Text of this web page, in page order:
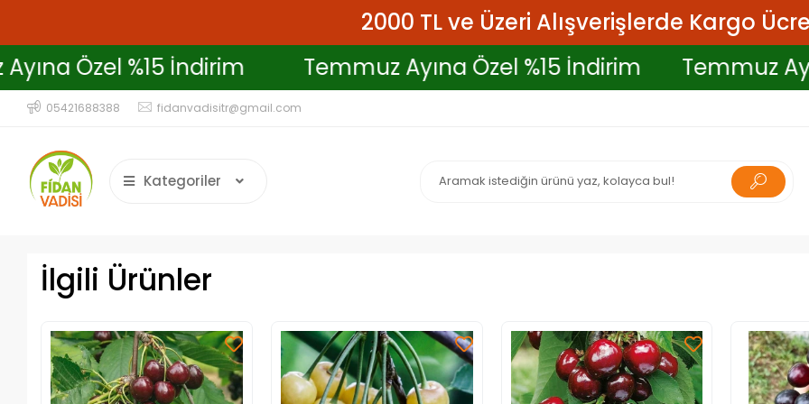
2000 TL ve Üzeri Alışverişlerde Kargo
Ayına Özel %15 İndirim
Temmuz Ayına Özel %15 İndirim
05421688388 fidanvadisitr@gmail.com
Kategoriler
İlgili Ürünler